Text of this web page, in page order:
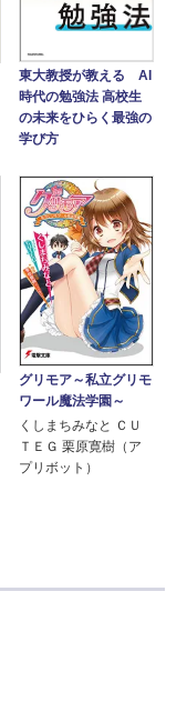
東大教授が教える AI
時代の勉強法 高校生
の未来をひらく最強の
学び方
グリモア～私立グリモ
ワール魔法学園～
くしまちみなと ＣＵ
ＴＥＧ 栗原寛樹（ア
プリボット）